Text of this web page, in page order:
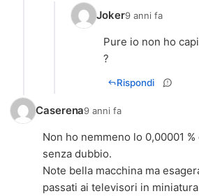
Joker9 anni fa
Pure io non ho
?
Rispondi
Caserena9 anni fa
Non ho nemmeno lo 0,00001
senza dubbio.
Note bella macchina ma
passati ai televisori in